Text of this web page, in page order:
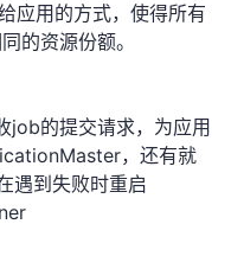
应用的方式，使得所有
的资源份额。
的提交请求，为应用
，还有就
遇到失败时重启